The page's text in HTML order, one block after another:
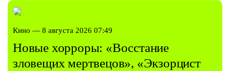
Кино — 8 августа 2026 07:49
Новые хорроры: «Восстание
зловещих мертвецов», «Экзорцист